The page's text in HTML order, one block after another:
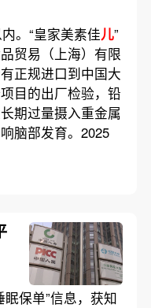
。“皇家美素佳儿”
贸易（上海）有限
正规进口到中国大
目的出厂检验，铅
期过量摄入重金属
脑部发育。2025
保单”信息，获知